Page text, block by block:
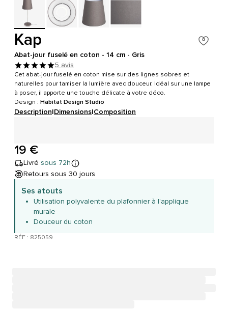
Kap
Abat-jour fuselé en coton - 14 cm - Gris
5 avis
Cet abat-jour fuselé en coton mise sur des lignes sobres et
naturelles pour tamiser la lumière avec douceur. Idéal sur une lampe
à poser, il apporte une touche délicate à votre déco.
Design : Habitat Design Studio
Description|Dimensions|Composition
19 €
Livré sous 72h
Retours sous 30 jours
Ses atouts
Utilisation polyvalente du plafonnier à l'applique
murale
Douceur du coton
RÉF : 825059